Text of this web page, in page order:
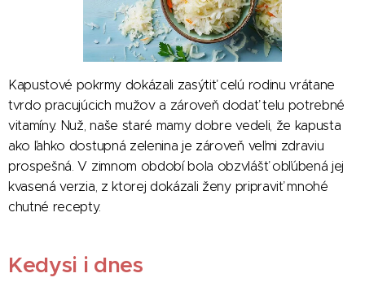
Kapustové pokrmy dokázali zasýtiť celú rodinu vrátane
tvrdo pracujúcich mužov a zároveň dodať telu potrebné
vitamíny. Nuž, naše staré mamy dobre vedeli, že kapusta
ako ľahko dostupná zelenina je zároveň veľmi zdraviu
prospešná. V zimnom období bola obzvlášť obľúbená jej
kvasená verzia, z ktorej dokázali ženy pripraviť mnohé
chutné recepty.
Kedysi i dnes